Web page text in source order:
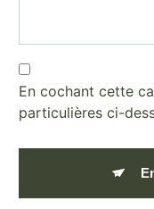
En cochant cette
particulières ci-